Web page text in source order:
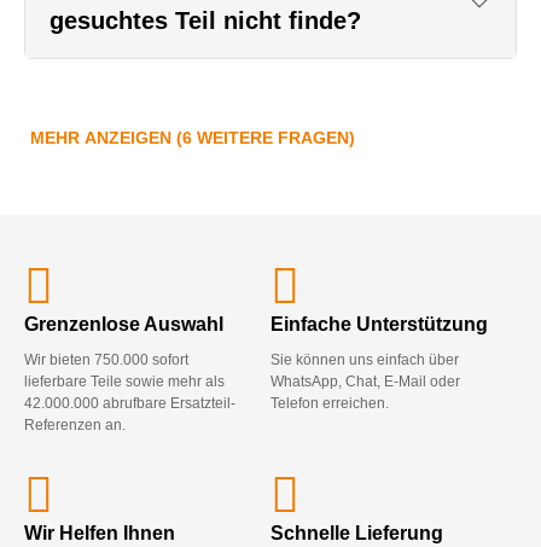
gesuchtes Teil nicht finde?
MEHR ANZEIGEN (6 WEITERE FRAGEN)
Grenzenlose Auswahl
Wir bieten 750.000 sofort
lieferbare Teile sowie mehr als
42.000.000 abrufbare Ersatzteil-
Referenzen an.
Einfache Unterstützung
Sie können uns einfach über
WhatsApp, Chat, E-Mail oder
Telefon erreichen.
Wir Helfen Ihnen Schnelle Lieferung